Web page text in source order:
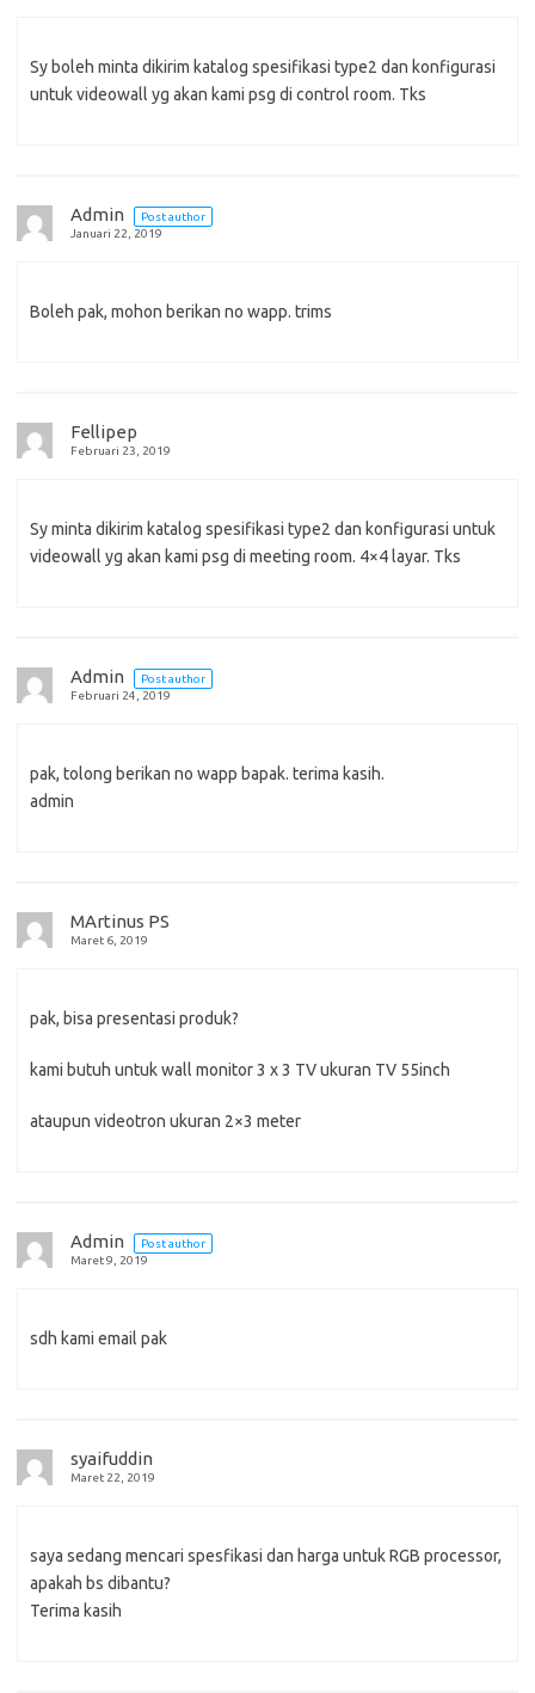
Sy boleh minta dikirim katalog spesifikasi type2 dan konfigurasi
untuk videowall yg akan kami psg di control room. Tks
Admin
Post author
Januari 22, 2019
Boleh pak, mohon berikan no wapp. trims
Fellipep
Februari 23, 2019
Sy minta dikirim katalog spesifikasi type2 dan konfigurasi untuk
videowall yg akan kami psg di meeting room. 4×4 layar. Tks
Admin
Post author
Februari 24, 2019
pak, tolong berikan no wapp bapak. terima kasih.
admin
MArtinus PS
Maret 6, 2019
pak, bisa presentasi produk?
kami butuh untuk wall monitor 3 x 3 TV ukuran TV 55inch
ataupun videotron ukuran 2×3 meter
Admin
Post author
Maret 9, 2019
sdh kami email pak
syaifuddin
Maret 22, 2019
saya sedang mencari spesfikasi dan harga untuk RGB processor,
apakah bs dibantu?
Terima kasih